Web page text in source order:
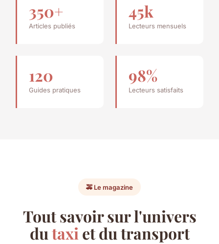
350+
Articles publiés
45k
Lecteurs mensuels
120
Guides pratiques
98%
Lecteurs satisfaits
🚕 Le magazine
Tout savoir sur l'univers
dutaxi et du transport